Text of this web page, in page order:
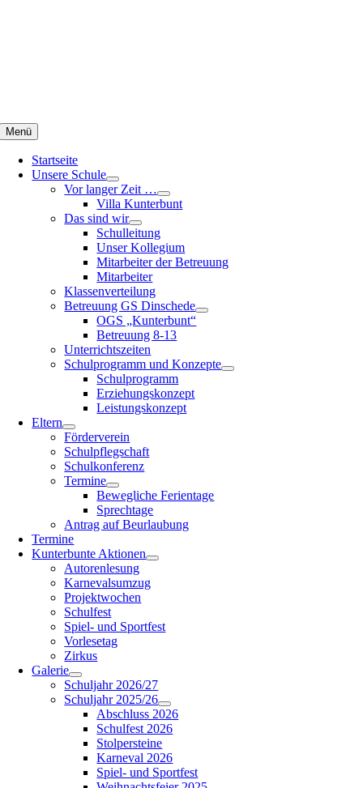
Menü
Startseite
Unsere Schule
Vor langer Zeit …
Villa Kunterbunt
Das sind wir
Schulleitung
Unser Kollegium
Mitarbeiter der Betreuung
Mitarbeiter
Klassenverteilung
Betreuung GS Dinschede
OGS „Kunterbunt“
Betreuung 8-13
Unterrichtszeiten
Schulprogramm und Konzepte
Schulprogramm
Erziehungskonzept
Leistungskonzept
Eltern
Förderverein
Schulpflegschaft
Schulkonferenz
Termine
Bewegliche Ferientage
Sprechtage
Antrag auf Beurlaubung
Termine
Kunterbunte Aktionen
Autorenlesung
Karnevalsumzug
Projektwochen
Schulfest
Spiel- und Sportfest
Vorlesetag
Zirkus
Galerie
Schuljahr 2026/27
Schuljahr 2025/26
Abschluss 2026
Schulfest 2026
Stolpersteine
Karneval 2026
Spiel- und Sportfest